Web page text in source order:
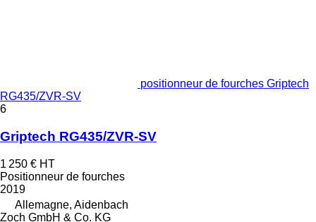
positionneur de fourches Griptech
RG435/ZVR-SV
6
Griptech RG435/ZVR-SV
1 250 € HT
Positionneur de fourches
2019
Allemagne, Aidenbach
Zoch GmbH & Co. KG